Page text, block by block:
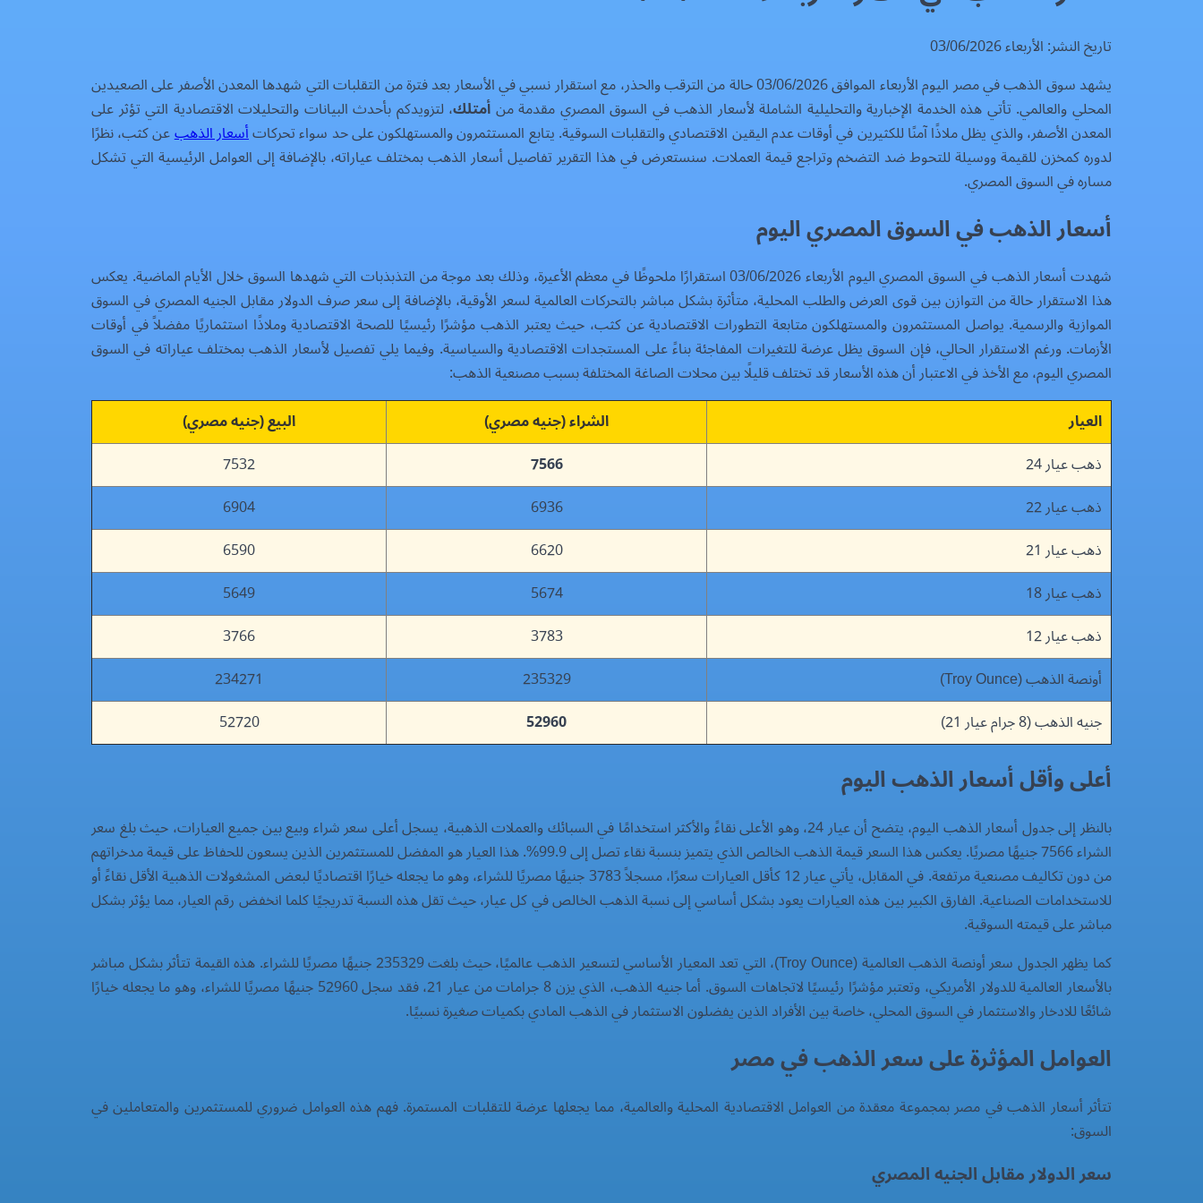
تاريخ النشر: الأربعاء 03/06/2026
يشهد سوق الذهب في مصر اليوم الأربعاء الموافق 03/06/2026 حالة من الترقب والحذر، مع استقرار نسبي في الأسعار بعد فترة من التقلبات التي شهدها المعدن الأصفر على الصعيدين
المحلي والعالمي. تأتي هذه الخدمة الإخبارية والتحليلية الشاملة لأسعار الذهب في السوق المصري مقدمة منأمتلك، لتزويدكم بأحدث البيانات والتحليلات الاقتصادية التي تؤثر على
المعدن الأصفر، والذي يظل ملاذًا آمنًا للكثيرين في أوقات عدم اليقين الاقتصادي والتقلبات السوقية. يتابع المستثمرون والمستهلكون على حد سواء تحركاتأسعار الذهبعن كثب، نظرًا
لدوره كمخزن للقيمة ووسيلة للتحوط ضد التضخم وتراجع قيمة العملات. سنستعرض في هذا التقرير تفاصيل أسعار الذهب بمختلف عياراته، بالإضافة إلى العوامل الرئيسية التي تشكل
مساره في السوق المصري.
أسعار الذهب في السوق المصري اليوم
شهدت أسعار الذهب في السوق المصري اليوم الأربعاء 03/06/2026 استقرارًا ملحوظًا في معظم الأعيرة، وذلك بعد موجة من التذبذبات التي شهدها السوق خلال الأيام الماضية. يعكس
هذا الاستقرار حالة من التوازن بين قوى العرض والطلب المحلية، متأثرة بشكل مباشر بالتحركات العالمية لسعر الأوقية، بالإضافة إلى سعر صرف الدولار مقابل الجنيه المصري في السوق
الموازية والرسمية. يواصل المستثمرون والمستهلكون متابعة التطورات الاقتصادية عن كثب، حيث يعتبر الذهب مؤشرًا رئيسيًا للصحة الاقتصادية وملاذًا استثماريًا مفضلاً في أوقات
الأزمات. ورغم الاستقرار الحالي، فإن السوق يظل عرضة للتغيرات المفاجئة بناءً على المستجدات الاقتصادية والسياسية. وفيما يلي تفصيل لأسعار الذهب بمختلف عياراته في السوق
المصري اليوم، مع الأخذ في الاعتبار أن هذه الأسعار قد تختلف قليلًا بين محلات الصاغة المختلفة بسبب مصنعية الذهب:
العيار
الشراء (جنيه مصري)
البيع (جنيه مصري)
ذهب عيار 24
7566
7532
ذهب عيار 22
6936
6904
ذهب عيار 21
6620
6590
ذهب عيار 18
5674
5649
ذهب عيار 12
3783
3766
أونصة الذهب (Troy Ounce)
235329
234271
جنيه الذهب (8 جرام عيار 21)
52960
52720
أعلى وأقل أسعار الذهب اليوم
بالنظر إلى جدول أسعار الذهب اليوم، يتضح أن عيار 24، وهو الأعلى نقاءً والأكثر استخدامًا في السبائك والعملات الذهبية، يسجل أعلى سعر شراء وبيع بين جميع العيارات، حيث بلغ سعر
الشراء 7566 جنيهًا مصريًا. يعكس هذا السعر قيمة الذهب الخالص الذي يتميز بنسبة نقاء تصل إلى 99.9%. هذا العيار هو المفضل للمستثمرين الذين يسعون للحفاظ على قيمة مدخراتهم
من دون تكاليف مصنعية مرتفعة. في المقابل، يأتي عيار 12 كأقل العيارات سعرًا، مسجلاً 3783 جنيهًا مصريًا للشراء، وهو ما يجعله خيارًا اقتصاديًا لبعض المشغولات الذهبية الأقل نقاءً أو
للاستخدامات الصناعية. الفارق الكبير بين هذه العيارات يعود بشكل أساسي إلى نسبة الذهب الخالص في كل عيار، حيث تقل هذه النسبة تدريجيًا كلما انخفض رقم العيار، مما يؤثر بشكل
مباشر على قيمته السوقية.
كما يظهر الجدول سعر أونصة الذهب العالمية (Troy Ounce)، التي تعد المعيار الأساسي لتسعير الذهب عالميًا، حيث بلغت 235329 جنيهًا مصريًا للشراء. هذه القيمة تتأثر بشكل مباشر
بالأسعار العالمية للدولار الأمريكي، وتعتبر مؤشرًا رئيسيًا لاتجاهات السوق. أما جنيه الذهب، الذي يزن 8 جرامات من عيار 21، فقد سجل 52960 جنيهًا مصريًا للشراء، وهو ما يجعله خيارًا
شائعًا للادخار والاستثمار في السوق المحلي، خاصة بين الأفراد الذين يفضلون الاستثمار في الذهب المادي بكميات صغيرة نسبيًا.
العوامل المؤثرة على سعر الذهب في مصر
تتأثر أسعار الذهب في مصر بمجموعة معقدة من العوامل الاقتصادية المحلية والعالمية، مما يجعلها عرضة للتقلبات المستمرة. فهم هذه العوامل ضروري للمستثمرين والمتعاملين في
السوق:
سعر الدولار مقابل الجنيه المصري